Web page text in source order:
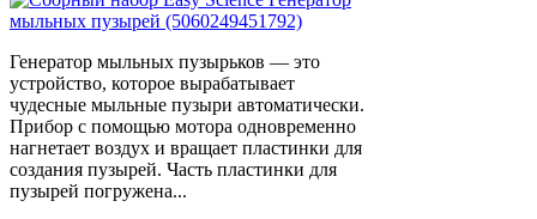
Генератор мыльных пузырьков — это
устройство, которое вырабатывает
чудесные мыльные пузыри автоматически.
Прибор с помощью мотора одновременно
нагнетает воздух и вращает пластинки для
создания пузырей. Часть пластинки для
пузырей погружена...